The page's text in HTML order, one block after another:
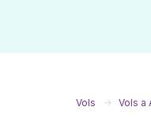
Vols Vols a